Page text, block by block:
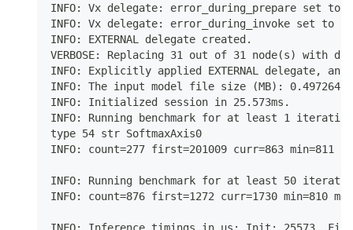
INFO: Vx delegate: error_during_prepare set to
INFO: Vx delegate: error_during_invoke set to 0.
INFO: EXTERNAL delegate created.
VERBOSE: Replacing 31 out of 31 node(s)
INFO: Explicitly applied EXTERNAL delegate,
INFO: The input model file size (MB): 0.497264
INFO: Initialized session in 25.573ms.
INFO: Running benchmark for at least 1
type 54 str SoftmaxAxis0
INFO: count=277 first=201009 curr=863 min=811
INFO: Running benchmark for at least 50
INFO: count=876 first=1272 curr=1730 min=810